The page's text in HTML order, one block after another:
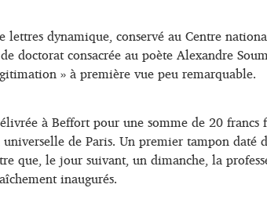
lettres dynamique, conservé au Centre
doctorat consacrée au poète Alexandre
» à première vue peu remarquable.
à Beffort pour une somme de 20
de Paris. Un premier tampon
que, le jour suivant, un dimanche, la
inaugurés.